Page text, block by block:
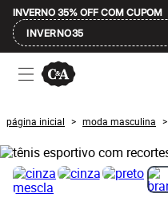
INVERNO 35% OFF COM CUPOM
INVERNO35
Ofertas
Compre por Departamento
Masculino
Infantil
Calçados
Mindse7
Plus Size
Até 20% off
página inicial > moda masculina >